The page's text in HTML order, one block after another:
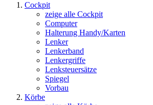
Cockpit
zeige alle Cockpit
Computer
Halterung Handy/Karten
Lenker
Lenkerband
Lenkergriffe
Lenksteuersätze
Spiegel
Vorbau
Körbe